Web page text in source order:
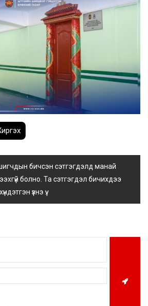
бичсэн сэтгэгдэлд манай
болно. Та сэтгэгдэл бичихдээ
үзнэ үү.